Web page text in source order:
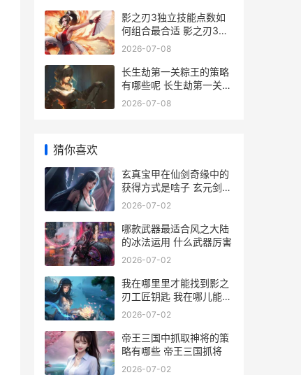
影之刃3独立技能点数如
何组合最合适 影之刃3独
立技能
2026-07-08
长生劫第一关粽王的策略
有哪些呢 长生劫第一关怎
么过
2026-07-08
猜你喜欢
玄真宝甲在仙剑奇缘中的
获得方式是啥子 玄元剑仙
仙宝殿真诀几本
2026-07-02
哪款武器最适合风之大陆
的冰法运用 什么武器厉害
2026-07-02
我在哪里里才能找到影之
刃工匠钥匙 我在哪儿能找
到它用英语怎么说
2026-07-02
帝王三国中抓取神将的策
略有哪些 帝王三国抓将
2026-07-02